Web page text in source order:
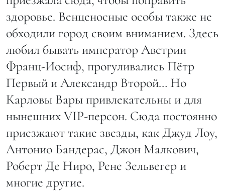
здоровье. Венценосные особы также не
обходили город своим вниманием. Здесь
любил бывать император Австрии
Франц-Иосиф, прогуливались Пётр
Первый и Александр Второй… Но
Карловы Вары привлекательны и для
нынешних VIP-персон. Сюда постоянно
приезжают такие звезды, как Джуд Лоу,
Антонио Бандерас, Джон Малкович,
Роберт Де Ниро, Рене Зельвегер и
многие другие.